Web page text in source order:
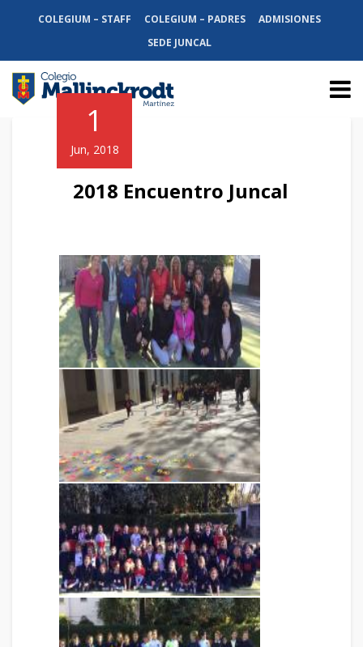
COLEGIUM – STAFF COLEGIUM – PADRES
ADMISIONES
SEDE JUNCAL
1
Jun, 2018
2018 Encuentro Juncal